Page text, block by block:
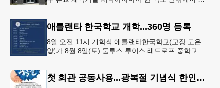
애틀랜타 한국학교 개학...360명 등록
8일 오전 11시 개학식 애틀랜타한국학교(교장 고은
양)가 8월 8일(토) 둘루스 루이스 래드로프 중학교에
첫 회관 공동사용...광복절 기념식 한인회관서